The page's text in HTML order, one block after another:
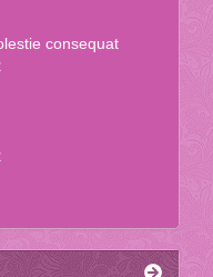
con­se­quat